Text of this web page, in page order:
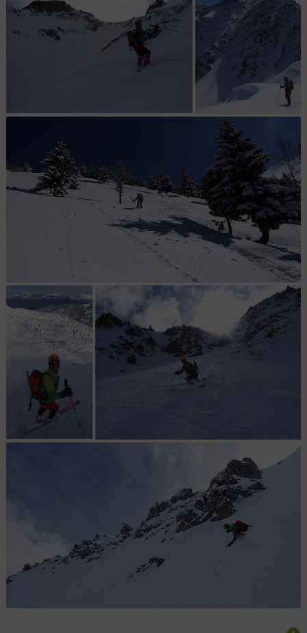
couloir bien visibles.
Retour sur la Crête :
Depuis la crête et
grâce a un petit rayon
de soleil, les traces
sont bien visibles.
Val Pelouse : Mm dans la foret a Val Pelouse, c'est gavé.
Bas du couloir : C'est la fin, on peut se